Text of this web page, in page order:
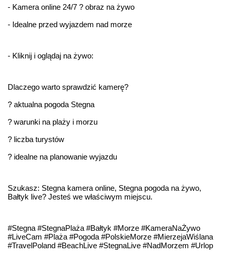
- Kamera online 24/7 ? obraz na żywo
- Idealne przed wyjazdem nad morze
- Kliknij i oglądaj na żywo:
Dlaczego warto sprawdzić kamerę?
? aktualna pogoda Stegna
? warunki na plaży i morzu
? liczba turystów
? idealne na planowanie wyjazdu
Szukasz: Stegna kamera online, Stegna pogoda na żywo,
Bałtyk live? Jesteś we właściwym miejscu.
#Stegna #StegnaPlaża #Bałtyk #Morze #KameraNaŻywo
#LiveCam #Plaża #Pogoda #PolskieMorze #MierzejaWiślana
#TravelPoland #BeachLive #StegnaLive #NadMorzem #Urlop